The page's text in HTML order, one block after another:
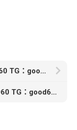
台南外約小姐服務+Gleezy：good6060 TG：good6060【果子-3500】163/46/C/30歲美穴濕濕超敏感
高雄鳳山約小姐+Gleezy：good6060 TG：good6060【蓓蓓】160｜60｜24｜E奶 巨乳軟到不行 還可以奶泡